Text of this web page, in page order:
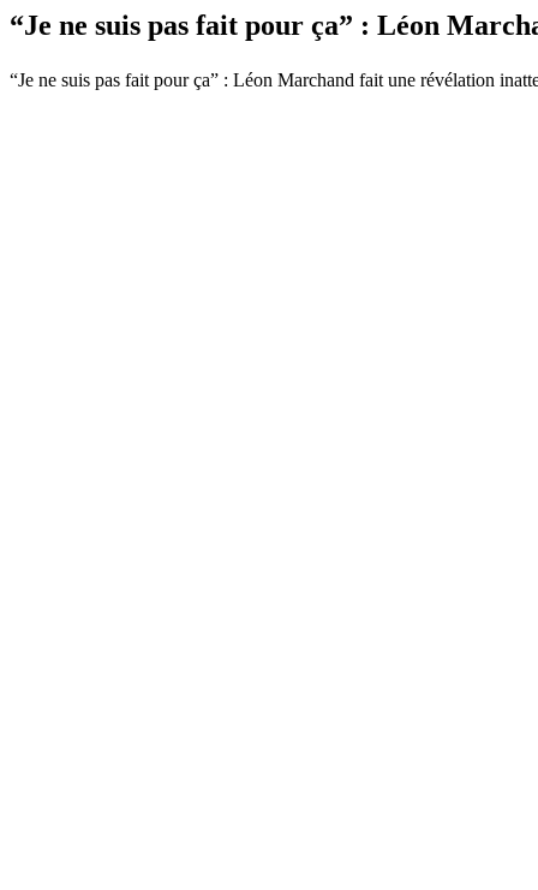
“Je ne suis pas fait pour ça” : Léon
“Je ne suis pas fait pour ça” : Léon Marchand fait une révélation